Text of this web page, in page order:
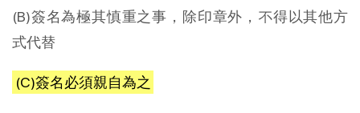
(B)簽名為極其慎重之事，除印章外，不得以其他方
式代替
(C)簽名必須親自為之